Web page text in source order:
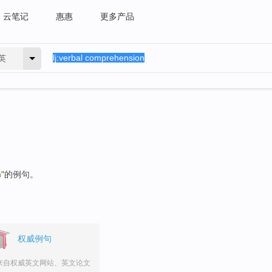
云笔记 惠惠 更多产品
"的例句。
权威例句
自权威英文网站、英文论文